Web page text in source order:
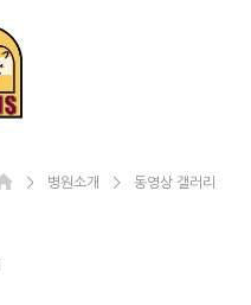
＞ 병원소개 ＞ 동영상 갤러리